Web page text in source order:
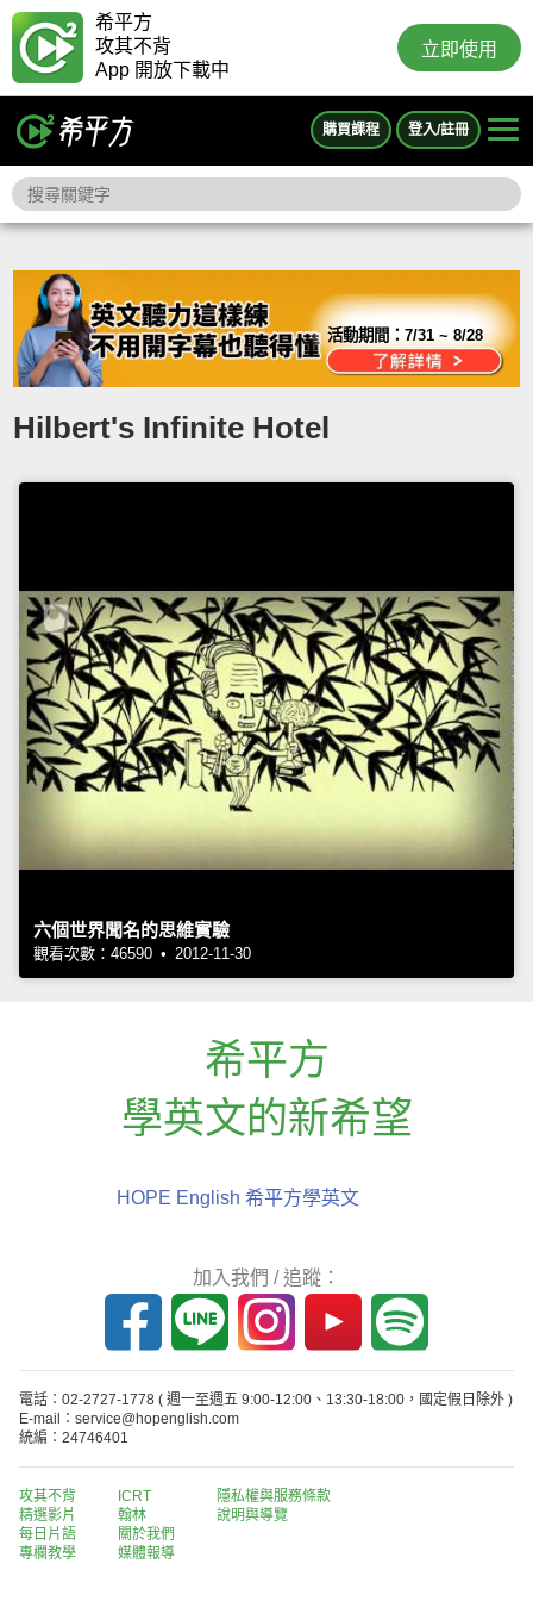
希平方
攻其不背
App 開放下載中
立即使用
購買課程 登入/註冊
活動期間：7/31 ~ 8/28
Hilbert's Infinite Hotel
六個世界聞名的思維實驗
觀看次數：46590 • 2012-11-30
希平方
學英文的新希望
HOPE English 希平方學英文
加入我們 / 追蹤：
電話：02-2727-1778 ( 週一至週五 9:00-12:00、13:30-18:00，國定假日除外 )
E-mail：service@hopenglish.com
統編：24746401
攻其不背
精選影片
每日片語
專欄教學
ICRT
翰林
關於我們
媒體報導
隱私權與服務條款
說明與導覽